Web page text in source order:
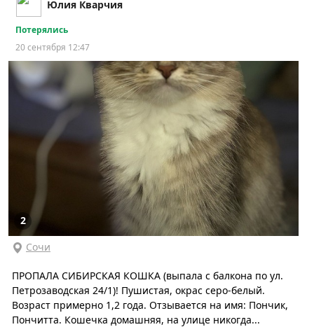
Юлия Кварчия
Потерялись
20 сентября 12:47
2
Сочи
ПРОПАЛА СИБИРСКАЯ КОШКА (выпала с балкона по ул.
Петрозаводская 24/1)! Пушистая, окрас серо-белый.
Возраст примерно 1,2 года. Отзывается на имя: Пончик,
Пончитта. Кошечка домашняя, на улице никогда...